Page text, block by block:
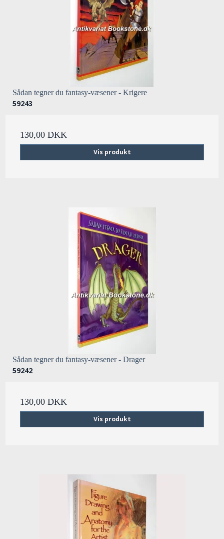
Sådan tegner du fantasy-væsener - Krigere
59243
130,00 DKK
Vis produkt
Sådan tegner du fantasy-væsener - Drager
59242
130,00 DKK
Vis produkt